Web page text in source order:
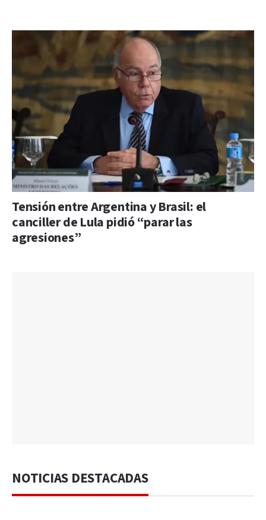
Tensión entre Argentina y Brasil: el
canciller de Lula pidió “parar las
agresiones”
NOTICIAS DESTACADAS